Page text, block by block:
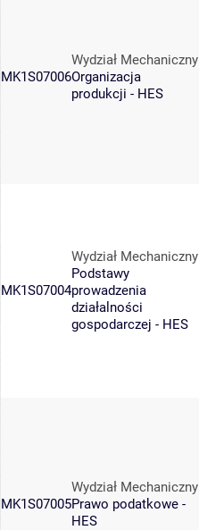
MK1S07006
Wydział Mechaniczny
Organizacja
produkcji - HES
MK1S07004
Wydział Mechaniczny
Podstawy
prowadzenia
działalności
gospodarczej - HES
MK1S07005
Wydział Mechaniczny
Prawo podatkowe -
HES